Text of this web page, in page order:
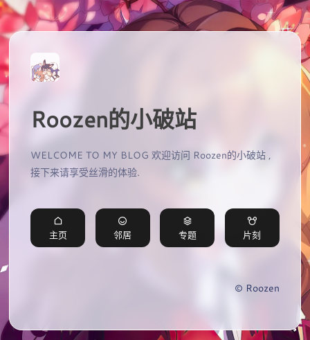
Roozen的小破站
WELCOME TO MY BLOG 欢迎访问 Roozen的小破站 ,
接下来请享受丝滑的体验.
主页 邻居 专题 片刻
© Roozen